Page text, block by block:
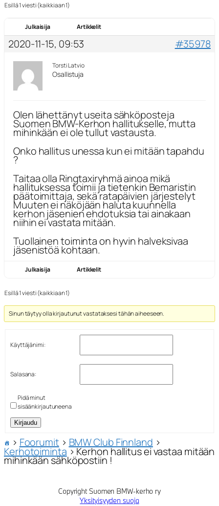
Esillä 1 viesti (kaikkiaan 1)
Julkaisija Artikkelit
2020-11-15, 09:53 #35978
Torsti Latvio
Osallistuja
Olen lähettänyt useita sähköposteja
Suomen BMW-Kerhon hallitukselle, mutta
mihinkään ei ole tullut vastausta.
Onko hallitus unessa kun ei mitään tapahdu
?
Taitaa olla Ringtaxiryhmä ainoa mikä
hallituksessa toimii ja tietenkin Bemaristin
päätoimittaja, sekä ratapäivien järjestelyt
Muuten ei näköjään haluta kuunnella
kerhon jäsenien ehdotuksia tai ainakaan
niihin ei vastata mitään.
Tuollainen toiminta on hyvin halveksivaa
jäsenistöä kohtaan.
Julkaisija Artikkelit
Esillä 1 viesti (kaikkiaan 1)
Sinun täytyy olla kirjautunut vastataksesi tähän aiheeseen.
Käyttäjänimi:
Salasana:
Pidä minut
sisäänkirjautuneena
Kirjaudu
› Foorumit › BMW Club Finnland ›
Kerhotoiminta›Kerhon hallitus ei vastaa mitään
mihinkään sähköpostiin !
Copyright Suomen BMW-kerho ry
Yksityisyyden suoja